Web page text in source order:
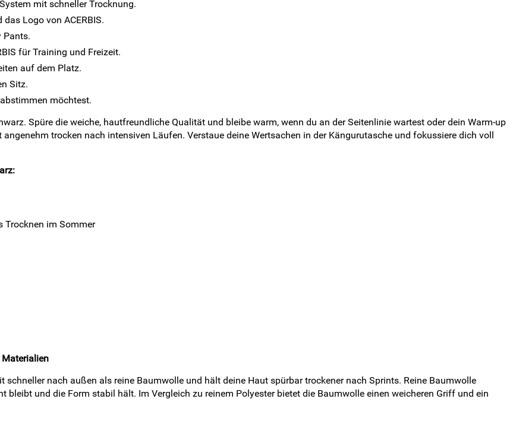
mit schneller Trocknung.
Logo von ACERBIS.
Pants.
für Training und Freizeit.
auf dem Platz.
Sitz.
möchtest.
Spüre die weiche, hautfreundliche Qualität und bleibe warm, wenn du an der Seitenlinie wartest oder dein Warm-up
trocken nach intensiven Läufen. Verstaue deine Wertsachen in der Kängurutasche und fokussiere dich voll
Trocknen im Sommer
Materialien
nach außen als reine Baumwolle und hält deine Haut spürbar trockener nach Sprints. Reine Baumwolle
und die Form stabil hält. Im Vergleich zu reinem Polyester bietet die Baumwolle einen weicheren Griff und ein